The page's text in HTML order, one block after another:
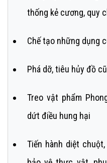
thống kẻ cương, quy
Chế tạo những dụng
Phá dỡ, tiêu hủy đồ cũ
Treo vật phẩm
dứt điều hung hại
Tiến hành diệt